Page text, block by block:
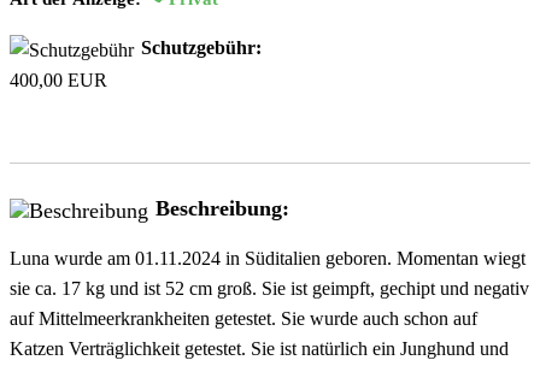
Schutzgebühr:
400,00 EUR
Beschreibung:
Luna wurde am 01.11.2024 in Süditalien geboren. Momentan wiegt
sie ca. 17 kg und ist 52 cm groß. Sie ist geimpft, gechipt und negativ
auf Mittelmeerkrankheiten getestet. Sie wurde auch schon auf
Katzen Verträglichkeit getestet. Sie ist natürlich ein Junghund und